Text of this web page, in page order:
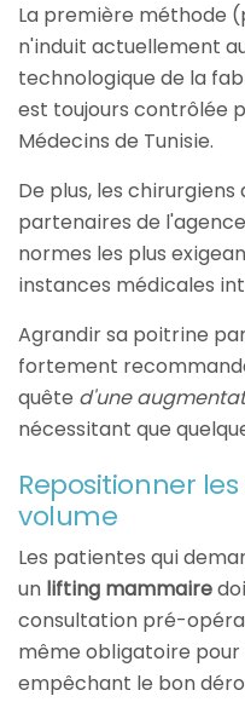
La première méthode
n'induit actuellement
technologique de la
est toujours contrôlée
Médecins de Tunisie.
De plus, les
partenaires de
normes les plus
instances médicales
Agrandir sa poitrine
fortement
quête d'une
nécessitant que
Repositionner
volume
Les patientes qui
un lifting mammaire
consultation pré-
même obligatoire
empêchant le bon